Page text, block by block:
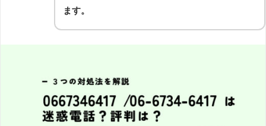
ます。